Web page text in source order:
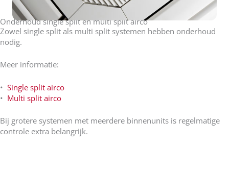
Onderhoud single split en multi split airco
Zowel single split als multi split systemen hebben onderhoud
nodig.
Meer informatie:
• Single split airco
• Multi split airco
Bij grotere systemen met meerdere binnenunits is regelmatige
controle extra belangrijk.